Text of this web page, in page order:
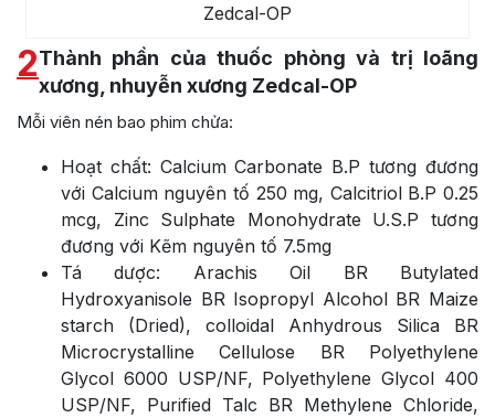
Zedcal-OP
2Thành phần của thuốc phòng và trị loãng
xương, nhuyễn xương Zedcal-OP
Mỗi viên nén bao phim chửa:
Hoạt chất: Calcium Carbonate B.P tương đương
với Calcium nguyên tố 250 mg, Calcitriol B.P 0.25
mcg, Zinc Sulphate Monohydrate U.S.P tương
đương với Kẽm nguyên tố 7.5mg
Tá dược: Arachis Oil BR Butylated
Hydroxyanisole BR Isopropyl Alcohol BR Maize
starch (Dried), colloidal Anhydrous Silica BR
Microcrystalline Cellulose BR Polyethylene
Glycol 6000 USP/NF, Polyethylene Glycol 400
USP/NF, Purified Talc BR Methylene Chloride,